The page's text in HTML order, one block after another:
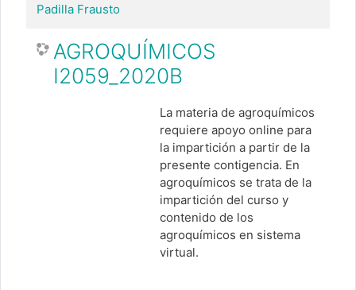
Padilla Frausto
AGROQUÍMICOS
I2059_2020B
La materia de agroquímicos
requiere apoyo online para
la impartición a partir de la
presente contigencia. En
agroquímicos se trata de la
impartición del curso y
contenido de los
agroquímicos en sistema
virtual.